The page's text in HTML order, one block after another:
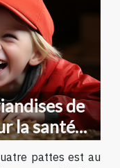
de
la santé
pattes est au